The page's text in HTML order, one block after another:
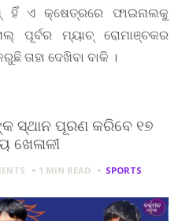
ଏ କ୍ଷେତ୍ରରେ ଫାଇନାଲକୁ
ପୂର୍ବର ମ୍ୟାଚ୍ ରୋମାଞ୍ଚକର
ତାହା ଦେଖିବା ବାକି ।
ସ୍ଥାନ ପୂରଣ କରିବେ ୧୭
ଖେଳାଳୀ
1 MIN READ SPORTS